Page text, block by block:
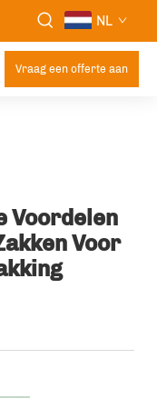
NL
Vraag een offerte aan
Voordelen
Voor